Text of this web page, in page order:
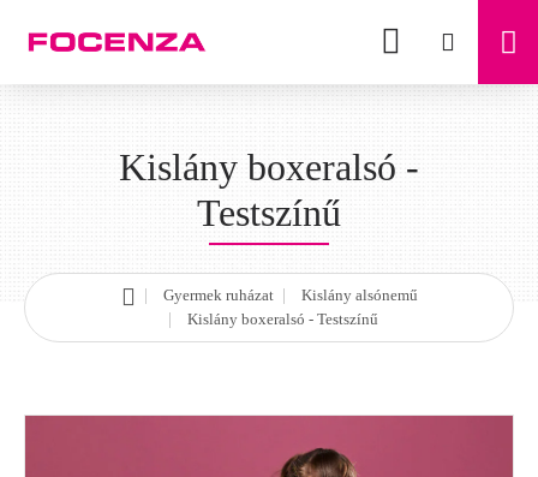
Kislány boxeralsó -
Testszínű
Gyermek ruházat
Kislány alsónemű
Kislány boxeralsó - Testszínű